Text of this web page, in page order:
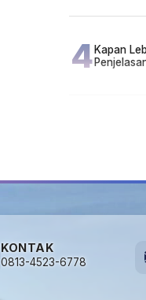
4Kapan
KONTAK
0813-4523-6778